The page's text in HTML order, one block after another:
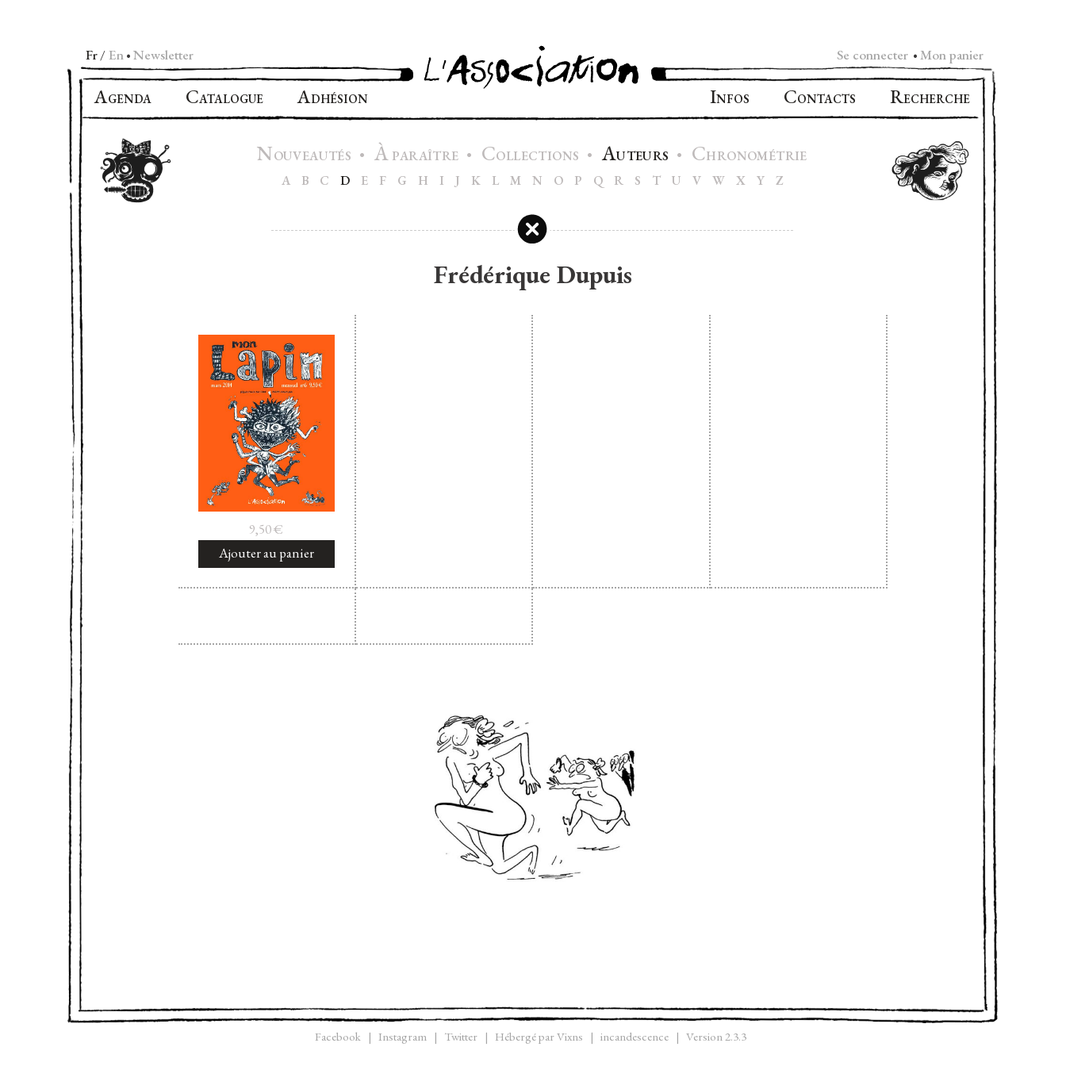
Fr En•Newsletter Se connecter •Mon panier
AGENDA CATALOGUE ADHÉSION INFOS CONTACTS RECHERCHE
NOUVEAUTÉS • ÀPARAÎTRE • COLLECTIONS • AUTEURS • CHRONOMÉTRIE
A
B C D E F G H I J K L M N O P Q R S T U V W X Y Z
Facebook Instagram Twitter Hébergé par Vixns incandescence Version 2.3.3
Frédérique Dupuis
9,50€
Ajouter au panier